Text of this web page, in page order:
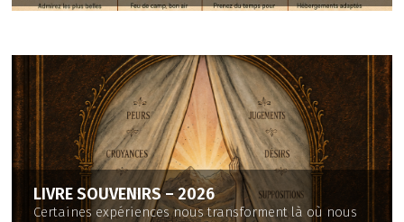
LIVRE SOUVENIRS – 2026
​Certaines expériences nous transforment là où nous